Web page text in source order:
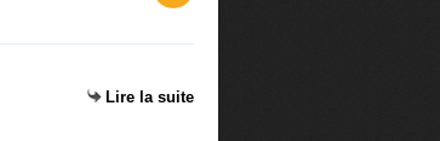
Lire la suite